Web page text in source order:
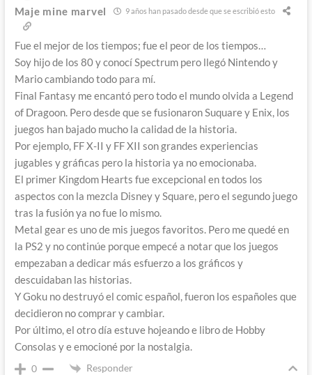
Maje mine marvel 9 años han pasado desde que se escribió esto
Fue el mejor de los tiempos; fue el peor de los tiempos…
Soy hijo de los 80 y conocí Spectrum pero llegó Nintendo y
Mario cambiando todo para mí.
Final Fantasy me encantó pero todo el mundo olvida a Legend
of Dragoon. Pero desde que se fusionaron Suquare y Enix, los
juegos han bajado mucho la calidad de la historia.
Por ejemplo, FF X-II y FF XII son grandes experiencias
jugables y gráficas pero la historia ya no emocionaba.
El primer Kingdom Hearts fue excepcional en todos los
aspectos con la mezcla Disney y Square, pero el segundo juego
tras la fusión ya no fue lo mismo.
Metal gear es uno de mis juegos favoritos. Pero me quedé en
la PS2 y no continúe porque empecé a notar que los juegos
empezaban a dedicar más esfuerzo a los gráficos y
descuidaban las historias.
Y Goku no destruyó el comic español, fueron los españoles que
decidieron no comprar y cambiar.
Por último, el otro día estuve hojeando e libro de Hobby
Consolas y e emocioné por la nostalgia.
0 Responder